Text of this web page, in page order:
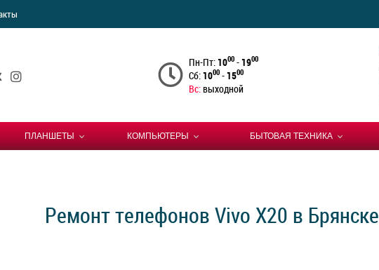
Пн-Пт:1000-1900
Сб:1000-1500
Вс:выходной
ПЛАНШЕТЫ КОМПЬЮТЕРЫ БЫТОВАЯ ТЕХНИКА
Ремонт телефонов Vivo X20 в Брянске